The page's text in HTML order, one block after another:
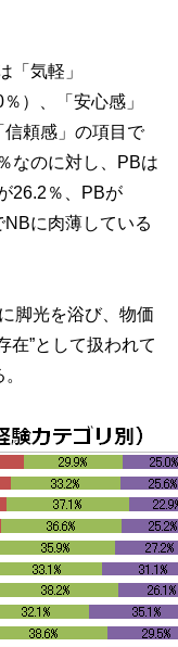
気軽」
）、「安心感」
信頼感」の項目で
なのに対し、PBは
26.2％、PBが
に肉薄している
脚光を浴び、物価
在”として扱われて